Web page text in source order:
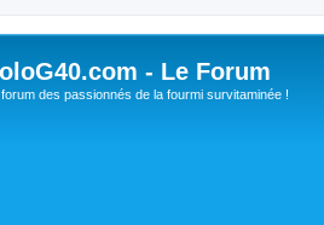
- Le Forum
des passionnés de la fourmi survitaminée !